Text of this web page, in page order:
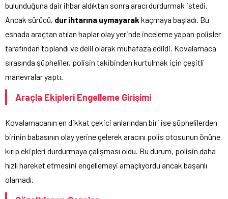
bulunduğuna dair ihbar aldıktan sonra aracı durdurmak istedi.
Ancak sürücü, dur ihtarına uymayarak kaçmaya başladı. Bu
esnada araçtan atılan haplar olay yerinde inceleme yapan polisler
tarafından toplandı ve delil olarak muhafaza edildi. Kovalamaca
sırasında şüpheliler, polisin takibinden kurtulmak için çeşitli
manevralar yaptı.
Araçla Ekipleri Engelleme Girişimi
Kovalamacanın en dikkat çekici anlarından biri ise şüphelilerden
birinin babasının olay yerine gelerek aracını polis otosunun önüne
kırıp ekipleri durdurmaya çalışması oldu. Bu durum, polisin daha
hızlı hareket etmesini engellemeyi amaçlıyordu ancak başarılı
olamadı.